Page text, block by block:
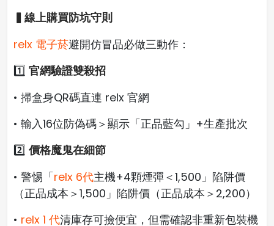
▍線上購買防坑守則
relx 電子菸避開仿冒品必做三動作：
1️⃣ 官網驗證雙殺招
• 掃盒身QR碼直連 relx 官網
• 輸入16位防偽碼＞顯示「正品藍勾」+生產批次
2️⃣ 價格魔鬼在細節
• 警惕「relx 6代主機+4顆煙彈＜1,500」陷阱價
（正品成本＞1,500」陷阱價（正品成本＞2,200）
• relx 1 代清庫存可撿便宜，但需確認非重新包裝機